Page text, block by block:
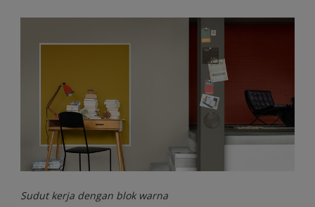
Sudut kerja dengan blok warna